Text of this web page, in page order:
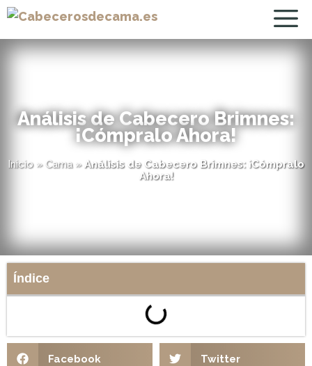
Análisis de Cabecero Brimnes:
¡Cómpralo Ahora!
Inicio» Cama» Análisis de Cabecero Brimnes: ¡Cómpralo
Ahora!
Índice
Facebook Twitter